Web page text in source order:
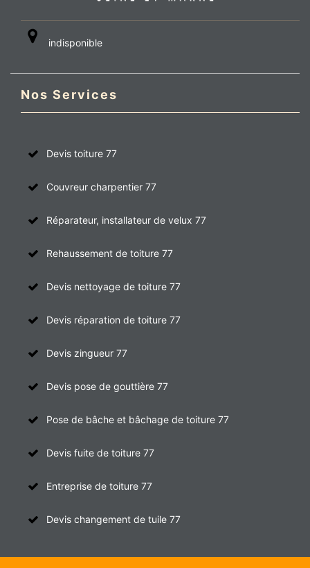
indisponible
Nos Services
Devis toiture 77
Couvreur charpentier 77
Réparateur, installateur de velux 77
Rehaussement de toiture 77
Devis nettoyage de toiture 77
Devis réparation de toiture 77
Devis zingueur 77
Devis pose de gouttière 77
Pose de bâche et bâchage de toiture 77
Devis fuite de toiture 77
Entreprise de toiture 77
Devis changement de tuile 77